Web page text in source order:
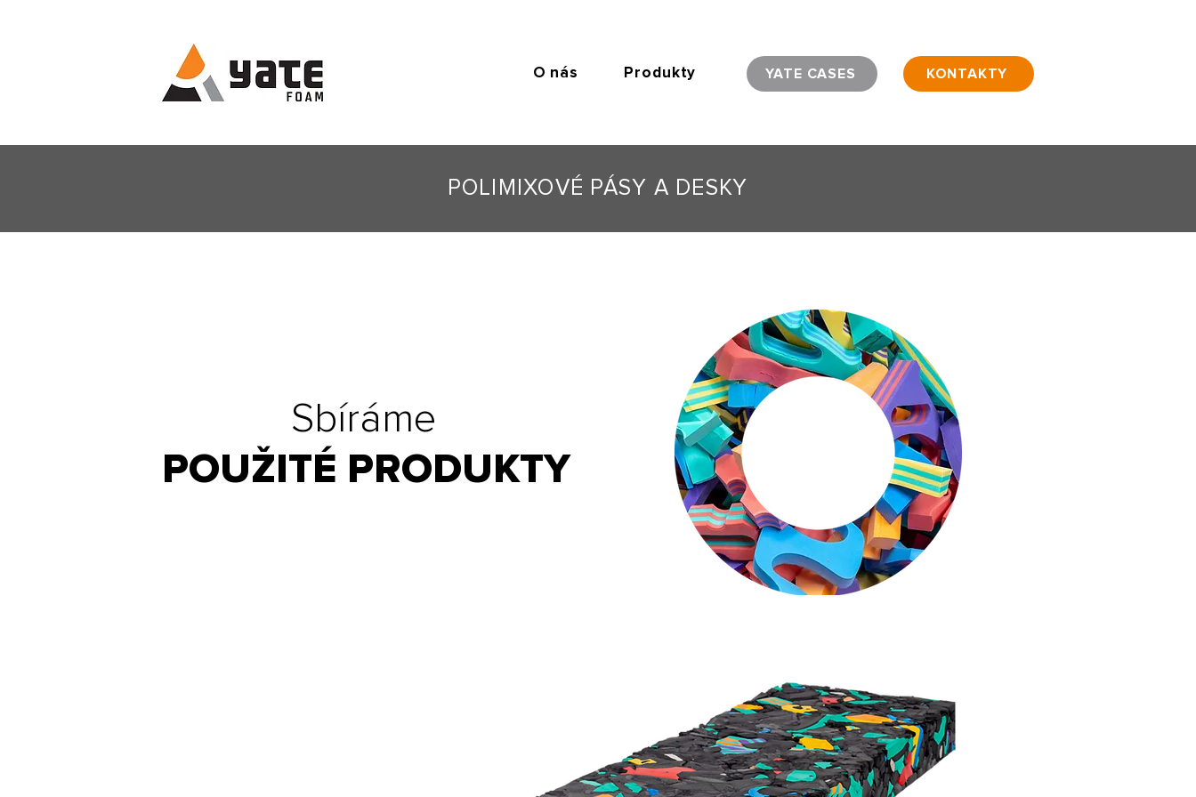
O nás Produkty YATE CASES KONTAKTY
POLIMIXOVÉ PÁSY A DESKY
Sbíráme
POUŽITÉ PRODUKTY